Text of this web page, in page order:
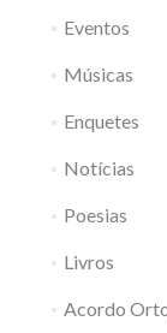
Eventos
Músicas
Enquetes
Notícias
Poesias
Livros
Acordo